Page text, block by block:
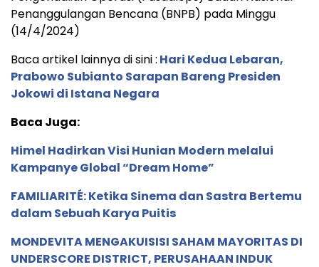
Penanggulangan Bencana (BNPB) pada Minggu
(14/4/2024)
Baca artikel lainnya di sini : Hari Kedua Lebaran,
Prabowo Subianto Sarapan Bareng Presiden
Jokowi di Istana Negara
Baca Juga:
Himel Hadirkan Visi Hunian Modern melalui
Kampanye Global “Dream Home”
FAMILIARITÉ: Ketika Sinema dan Sastra Bertemu
dalam Sebuah Karya Puitis
MONDEVITA MENGAKUISISI SAHAM MAYORITAS DI
UNDERSCORE DISTRICT, PERUSAHAAN INDUK